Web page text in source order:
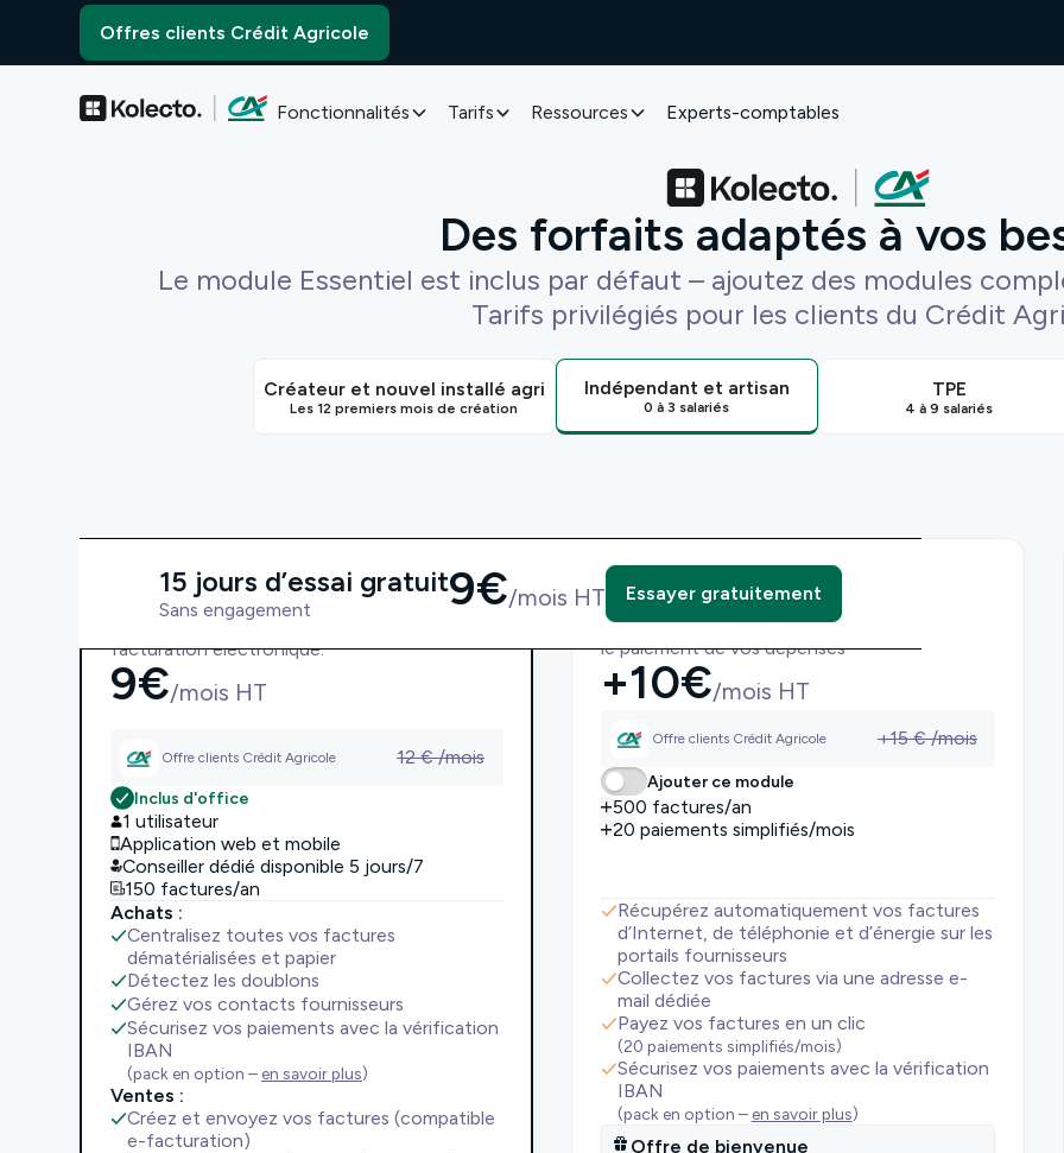
Offres clients Crédit Agricole
Fonctionnalités Tarifs Ressources Experts-comptables
Des forfaits adaptés à vos
Le module Essentiel est inclus par défaut – ajoutez des modules
Tarifs privilégiés pour les clients du Crédit
Créateur et nouvel installé agri
Les 12 premiers mois de création
Indépendant et artisan
0 à 3 salariés
TPE
4 à 9 salariés
15 jours d’essai gratuit
Sans engagement 9€/mois HT Essayer gratuitement
Essentiel
Soyez conforme avec la réforme sur la
facturation électronique.
9€/mois HT
Offre clients Crédit Agricole 12€ /mois
Inclus d'office
1 utilisateur
Application web et mobile
Conseiller dédié disponible 5 jours/7
150 factures/an
Achats :
Centralisez toutes vos factures
dématérialisées et papier
Détectez les doublons
Gérez vos contacts fournisseurs
Sécurisez vos paiements avec la vérification
IBAN
(pack en option – en savoir plus)
Ventes :
Créez et envoyez vos factures (compatible
e-facturation)
Module achats
Centralisez, contrôlez et sécurisez
le paiement de vos dépenses
+10€/mois HT
Offre clients Crédit Agricole +15€ /mois
Ajouter ce module
500 factures/an
20 paiements simplifiés/mois
Récupérez automatiquement vos factures
d’Internet, de téléphonie et d’énergie sur les
portails fournisseurs
Collectez vos factures via une adresse e-
mail dédiée
Payez vos factures en un clic
(20 paiements simplifiés/mois)
Sécurisez vos paiements avec la vérification
IBAN
(pack en option – en savoir plus)
Offre de bienvenue